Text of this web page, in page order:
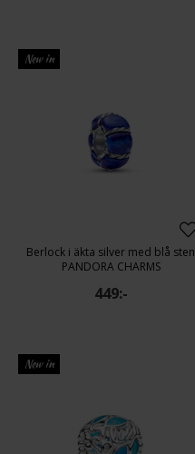
New in
Berlock i äkta silver med blå sten
PANDORA CHARMS
449:-
New in